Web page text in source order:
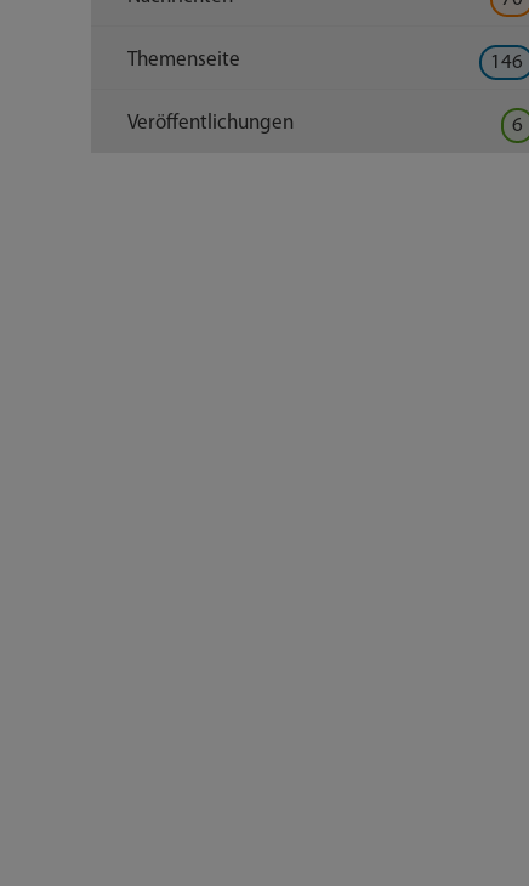
Themenseite 146
Veröffentlichungen 6